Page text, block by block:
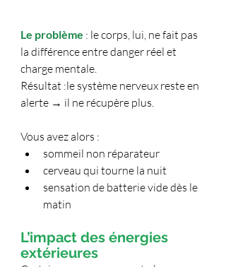
Le problème : le corps, lui, ne fait pas
la différence entre danger réel et
charge mentale.
Résultat :le système nerveux reste en
alerte → il ne récupère plus.
Vous avez alors :
sommeil non réparateur
cerveau qui tourne la nuit
sensation de batterie vide dès le
matin
L’impact des énergies
extérieures